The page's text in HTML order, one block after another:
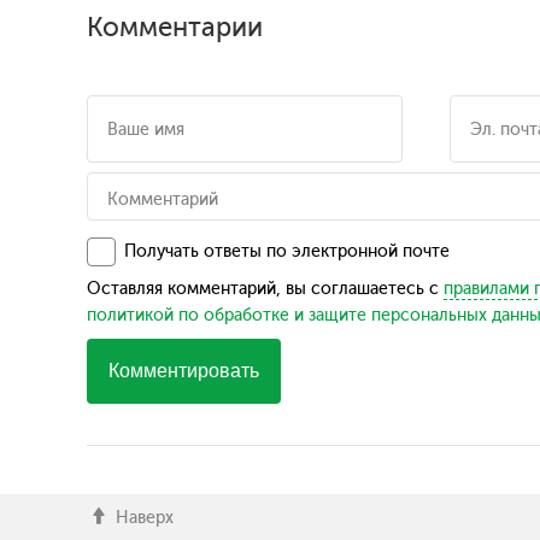
Комментарии
Получать ответы по электронной почте
Оставляя комментарий, вы соглашаетесь с правилами
политикой по обработке и защите персональных
Комментировать
Наверх